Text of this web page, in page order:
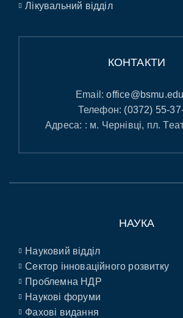
Лікувальний відділ
КОНТАКТИ
Email:
Телефон: (0372) 55-
Адреса: : м. Чернівці, пл.
НАУКА
Науковий відділ
Сектор інноваційного розвитку
Проблемна НДР
Наукові форуми
Фахові видання